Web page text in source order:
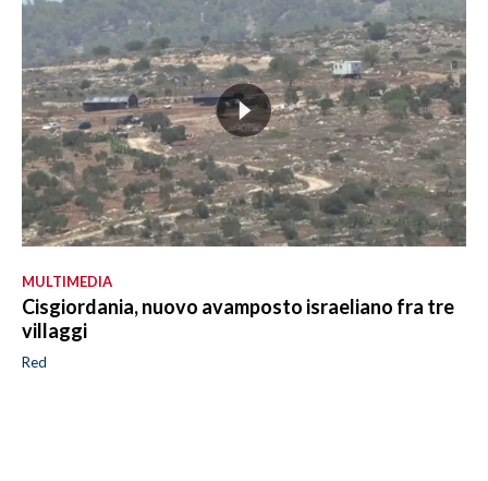
MULTIMEDIA
Cisgiordania, nuovo avamposto israeliano fra tre
villaggi
Red